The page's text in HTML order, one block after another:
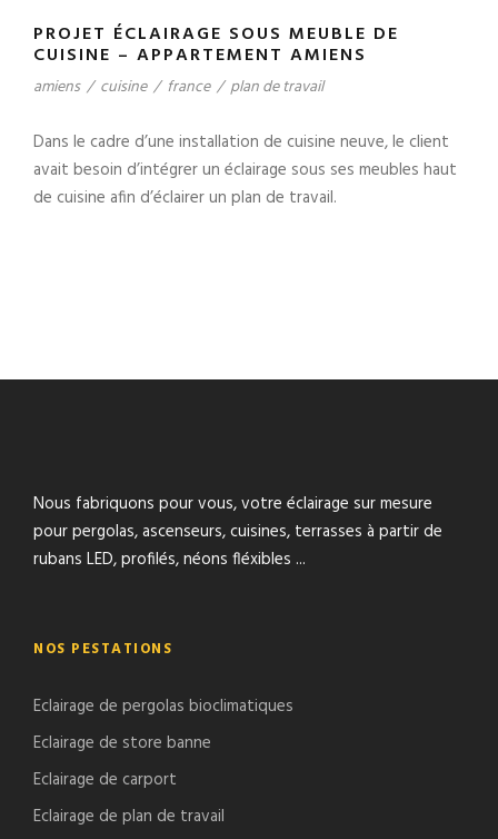
PROJET ÉCLAIRAGE SOUS MEUBLE DE
CUISINE – APPARTEMENT AMIENS
amiens / cuisine / france / plan de travail
Dans le cadre d’une installation de cuisine neuve, le client
avait besoin d’intégrer un éclairage sous ses meubles haut
de cuisine afin d’éclairer un plan de travail.
Nous fabriquons pour vous, votre éclairage sur mesure
pour pergolas, ascenseurs, cuisines, terrasses à partir de
rubans LED, profilés, néons fléxibles ...
NOS PESTATIONS
Eclairage de pergolas bioclimatiques
Eclairage de store banne
Eclairage de carport
Eclairage de plan de travail